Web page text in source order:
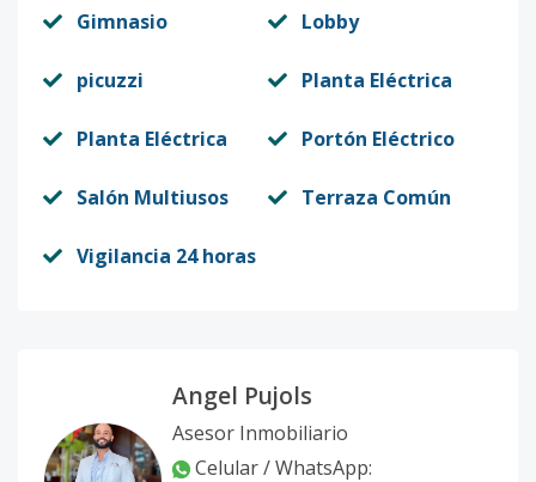
Gimnasio Lobby
picuzzi Planta Eléctrica
Planta Eléctrica Portón Eléctrico
Salón Multiusos Terraza Común
Vigilancia 24 horas
Angel Pujols
Asesor Inmobiliario
Celular / WhatsApp: